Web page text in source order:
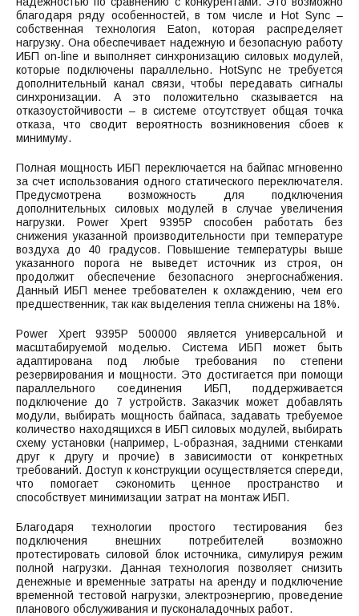
благодаря ряду особенностей, в том числе и Hot Sync –
собственная технология Eaton, которая распределяет
нагрузку. Она обеспечивает надежную и безопасную работу
ИБП on-line и выполняет синхронизацию силовых модулей,
которые подключены параллельно. HotSync не требуется
дополнительный канал связи, чтобы передавать сигналы
синхронизации. А это положительно сказывается на
отказоустойчивости – в системе отсутствует общая точка
отказа, что сводит вероятность возникновения сбоев к
минимуму.
Полная мощность ИБП переключается на байпас мгновенно
за счет использования одного статического переключателя.
Предусмотрена возможность для подключения
дополнительных силовых модулей в случае увеличения
нагрузки. Power Xpert 9395P способен работать без
снижения указанной производительности при температуре
воздуха до 40 градусов. Повышение температуры выше
указанного порога не выведет источник из строя, он
продолжит обеспечение безопасного энергоснабжения.
Данный ИБП менее требователен к охлаждению, чем его
предшественник, так как выделения тепла снижены на 18%.
Power Xpert 9395P 500000 является универсальной и
масштабируемой моделью. Система ИБП может быть
адаптирована под любые требования по степени
резервирования и мощности. Это достигается при помощи
параллельного соединения ИБП, поддерживается
подключение до 7 устройств. Заказчик может добавлять
модули, выбирать мощность байпаса, задавать требуемое
количество находящихся в ИБП силовых модулей, выбирать
схему установки (например, L-образная, задними стенками
друг к другу и прочие) в зависимости от конкретных
требований. Доступ к конструкции осуществляется спереди,
что помогает сэкономить ценное пространство и
способствует минимизации затрат на монтаж ИБП.
Благодаря технологии простого тестирования без
подключения внешних потребителей возможно
протестировать силовой блок источника, симулируя режим
полной нагрузки. Данная технология позволяет снизить
денежные и временные затраты на аренду и подключение
временной тестовой нагрузки, электроэнергию, проведение
планового обслуживания и пусконаладочных работ.